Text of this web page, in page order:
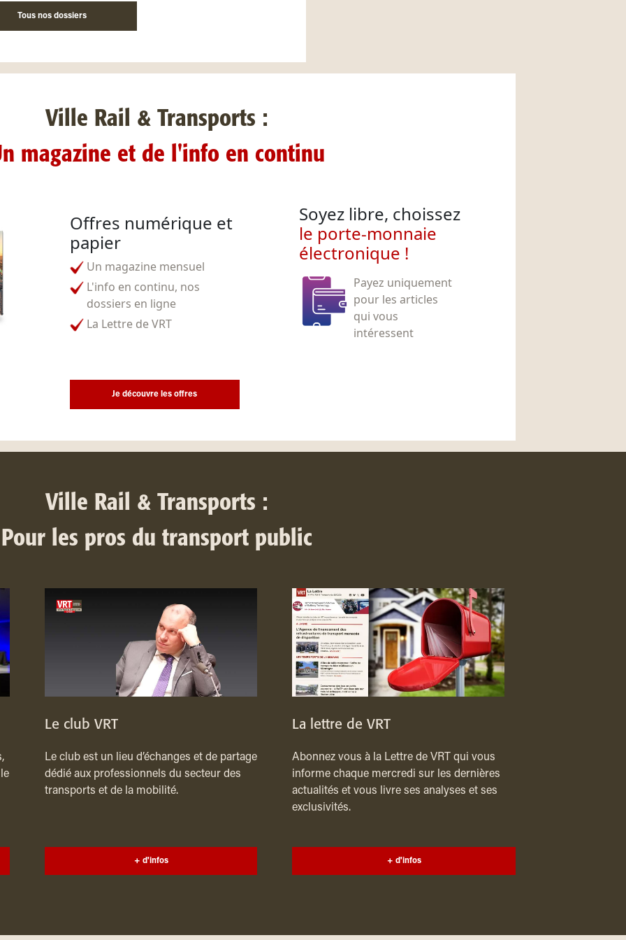
Tous nos dossiers
Ville Rail & Transports :
magazine et de l'info en continu
Offres numérique et
papier
Un magazine mensuel
L'info en continu, nos
dossiers en ligne
La Lettre de VRT
Soyez libre, choissez
le porte-monnaie
électronique !
Payez uniquement
pour les articles
qui vous
intéressent
Je découvre les offres
Ville Rail & Transports :
Pour les pros du transport public
Le club VRT
Le club est un lieu d’échanges et de partage
dédié aux professionnels du secteur des
transports et de la mobilité.
+ d'infos
La lettre de VRT
Abonnez vous à la Lettre de VRT qui vous
informe chaque mercredi sur les dernières
actualités et vous livre ses analyses et ses
exclusivités.
+ d'infos